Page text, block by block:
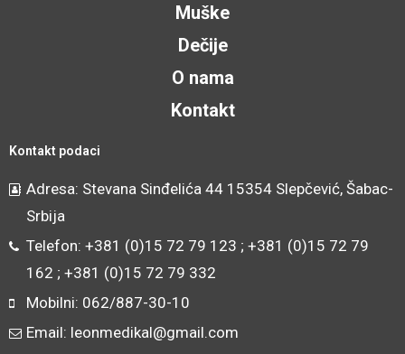
Muške
Dečije
O nama
Kontakt
Kontakt podaci
Adresa: Stevana Sinđelića 44 15354 Slepčević, Šabac-
Srbija
Telefon: +381 (0)15 72 79 123 ; +381 (0)15 72 79
162 ; +381 (0)15 72 79 332
Mobilni: 062/887-30-10
Email: leonmedikal@gmail.com